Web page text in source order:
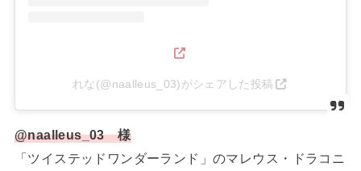
れな(@naalleus_03)がシェアした投稿
@naalleus_03 様
「ツイステッドワンダーランド」のマレウス・ドラコニ